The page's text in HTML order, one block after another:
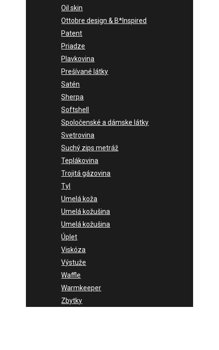
Oil skin
Ottobre design & B*Inspired
Patent
Priadze
Plavkovina
Prešívané látky
Satén
Sherpa
Softshell
Spoločenské a dámske látky
Svetrovina
Suchý zips metráž
Teplákovina
Trojitá gázovina
Tyl
Umelá koža
Umelá kožušina
Umelá kožušina
Úplet
Viskóza
Výstuže
Waffle
Warmkeeper
Zbytky